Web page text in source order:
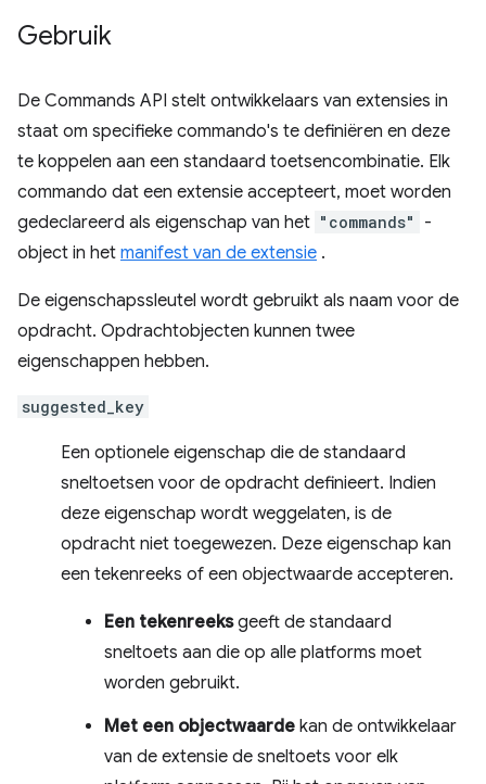
Gebruik
De Commands API stelt ontwikkelaars van extensies in
staat om specifieke commando's te definiëren en deze
te koppelen aan een standaard toetsencombinatie. Elk
commando dat een extensie accepteert, moet worden
gedeclareerd als eigenschap van het "commands"
-
object in het manifest van de extensie .
De eigenschapssleutel wordt gebruikt als naam voor de
opdracht. Opdrachtobjecten kunnen twee
eigenschappen hebben.
suggested_key
Een optionele eigenschap die de standaard
sneltoetsen voor de opdracht definieert. Indien
deze eigenschap wordt weggelaten, is de
opdracht niet toegewezen. Deze eigenschap kan
een tekenreeks of een objectwaarde accepteren.
Een tekenreeksgeeft de standaard
sneltoets aan die op alle platforms moet
worden gebruikt.
Met een objectwaarde kan de ontwikkelaar
van de extensie de sneltoets voor elk